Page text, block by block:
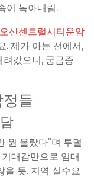
이 녹아내림.
오산센트럴시티운암
. 제가 아는 선에서,
갔으니, 궁금증
들
원 올랐다”며 투덜
대감만으로 임대
을 듯. 지역 실수요